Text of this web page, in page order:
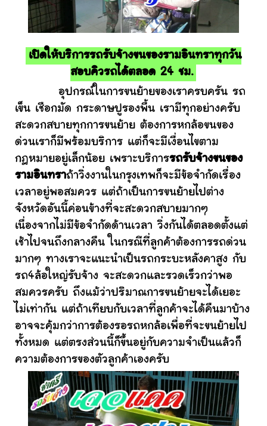
เปิดให้บริการรถรับจ้างขนของรามอินทราทุกวัน
สอบคิวรถได้ตลอด 24 ชม.
อุปกรณ์ในการขนย้ายของเราครบครัน รถ
เข็น เชือกมัด กระดาษปูรองพื้น เรามีทุกอย่างครับ
สะดวกสบายทุกการขนย้าย ต้องการหกล้อขนของ
ด่วนเราก็มีพร้อมบริการ แต่ก็จะมีเงื่อนไขตาม
กฎหมายอยู่เล็กน้อย เพราะบริการรถรับจ้างขนของ
รามอินทราถ้าวิ่งงานในกรุงเทพก็จะมีข้อจำกัดเรื่อง
เวลาอยู่พอสมควร แต่ถ้าเป็นการขนย้ายไปต่าง
จังหวัดอันนี้ค่อนข้างที่จะสะดวกสบายมากๆ
เนื่องจากไม่มีข้อจำกัดด้านเวลา วิ่งกันได้ตลอดตั้งแต่
เช้าไปจนถึงกลางคืน ในกรณีที่ลูกค้าต้องการรถด่วน
มากๆ ทางเราจะแนะนำเป็นรถกระบะหลังคาสูง กับ
รถ4ล้อใหญ่รับจ้าง จะสะดวกและรวดเร็วกว่าพอ
สมควรครับ ถึงแม้ว่าปริมาณการขนย้ายจะได้เยอะ
ไม่เท่ากัน แต่ถ้าเทียบกับเวลาที่ลูกค้าจะได้คืนมาบ้าง
อาจจะคุ้มกว่าการต้องรอรถหกล้อเพื่อที่จะขนย้ายไป
ทั้งหมด แต่ตรงส่วนนี้ก็ขึ้นอยู่กับความจำเป็นแล้วก็
ความต้องการของตัวลูกค้าเองครับ